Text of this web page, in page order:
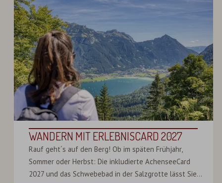
WANDERN MIT ERLEBNISCARD 2027
Rauf geht´s auf den Berg! Ob im späten Frühjahr,
Sommer oder Herbst: Die inkludierte AchenseeCard
2027 und das Schwebebad in der Salzgrotte lässt Sie...